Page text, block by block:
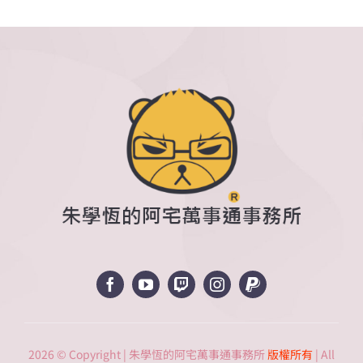
2026 © Copyright | 朱學恆的阿宅萬事通事務所 版權所有 | All